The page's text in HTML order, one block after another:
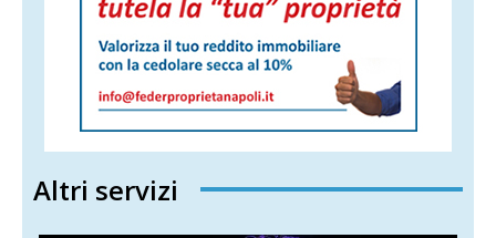
Altri servizi